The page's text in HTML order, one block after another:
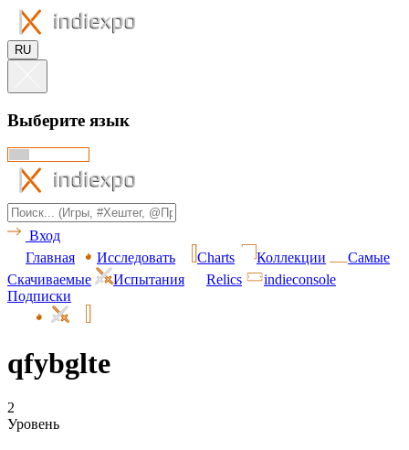
RU
Выберите язык
Вход
Главная
Исследовать Charts Коллекции
Самые
Скачиваемые
Испытания Relics
indieconsole
Подписки
qfybglte
2
Уровень